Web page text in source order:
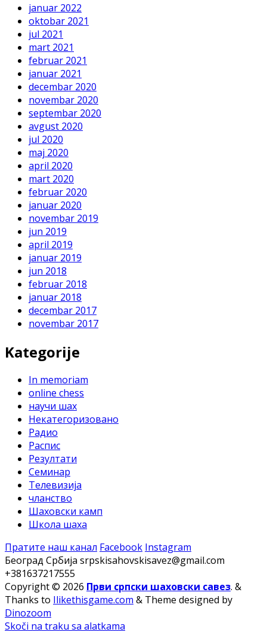
januar 2022
oktobar 2021
jul 2021
mart 2021
februar 2021
januar 2021
decembar 2020
novembar 2020
septembar 2020
avgust 2020
jul 2020
maj 2020
april 2020
mart 2020
februar 2020
januar 2020
novembar 2019
jun 2019
april 2019
januar 2019
jun 2018
februar 2018
januar 2018
decembar 2017
novembar 2017
Kategorije
In memoriam
online chess
научи шах
Некатегоризовано
Радио
Распис
Резултати
Семинар
Телевизија
чланство
Шаховски камп
Школа шаха
Пратите наш канал Facebook Instagram
Београд Србија srpskisahovskisavez@gmail.com
+381637217555
Copyright © 2026 Први српски шаховски савез. &
Thanks to Ilikethisgame.com & Theme designed by
Dinozoom
Skoči na traku sa alatkama